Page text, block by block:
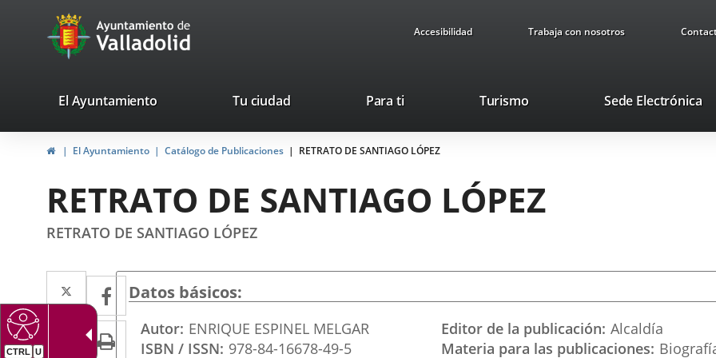
CTRL U
Portal
Web
Ayuntamiento
de
Accesibilidad Trabaja con nosotros
valladolid.es
El Ayuntamiento Tu ciudad Para ti TurismoEste
se
una
ventana
Sede Electrónica
InicioEl Ayuntamiento Catálogo de Publicaciones RETRATO DE SANTIAGO LÓPEZ
RETRATO DE SANTIAGO LÓPEZ
RETRATO DE SANTIAGO LÓPEZ
Twitter
Enlace
a
una
Facebook
Enlace
a
una
LinkedIn
Enlace Imprimir
Datos básicos
Autor ENRIQUE ESPINEL MELGAR
ISBN / ISSN 978-84-16678-49-5
Editor de la publicación Alcaldía
Materia para las publicaciones